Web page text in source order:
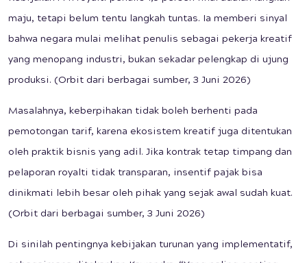
maju, tetapi belum tentu langkah tuntas. Ia memberi sinyal
bahwa negara mulai melihat penulis sebagai pekerja kreatif
yang menopang industri, bukan sekadar pelengkap di ujung
produksi. (Orbit dari berbagai sumber, 3 Juni 2026)
Masalahnya, keberpihakan tidak boleh berhenti pada
pemotongan tarif, karena ekosistem kreatif juga ditentukan
oleh praktik bisnis yang adil. Jika kontrak tetap timpang dan
pelaporan royalti tidak transparan, insentif pajak bisa
dinikmati lebih besar oleh pihak yang sejak awal sudah kuat.
(Orbit dari berbagai sumber, 3 Juni 2026)
Di sinilah pentingnya kebijakan turunan yang implementatif,